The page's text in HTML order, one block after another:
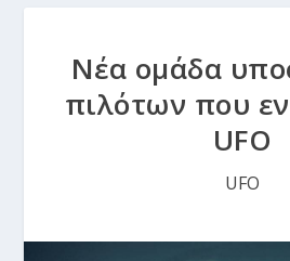
Nέα ομάδα
πιλότων που
UFO
UFO